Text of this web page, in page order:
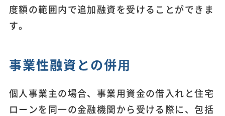
度額の範囲内で追加融資を受けることができま
す。
事業性融資との併用
個人事業主の場合、事業用資金の借入れと住宅
ローンを同一の金融機関から受ける際に、包括